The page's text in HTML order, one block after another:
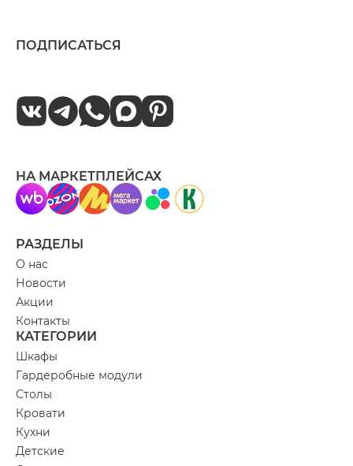
РАЗДЕЛЫ
О нас
Новости
Акции
Контакты
КАТЕГОРИИ
Шкафы
Гардеробные модули
Столы
Кровати
Кухни
Детские
ПОДПИСАТЬСЯ
НА МАРКЕТПЛЕЙСАХ